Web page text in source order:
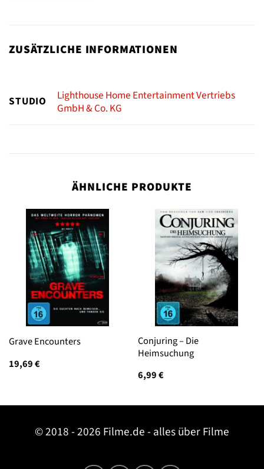
ZUSÄTZLICHE INFORMATIONEN
STUDIO
Lighthouse Home Entertainment Vertriebs
GmbH & Co. KG
ÄHNLICHE PRODUKTE
Grave Encounters
19,69€
Conjuring – Die
Heimsuchung
6,99€
© 2018 - 2026 Filme.de - alles über Filme